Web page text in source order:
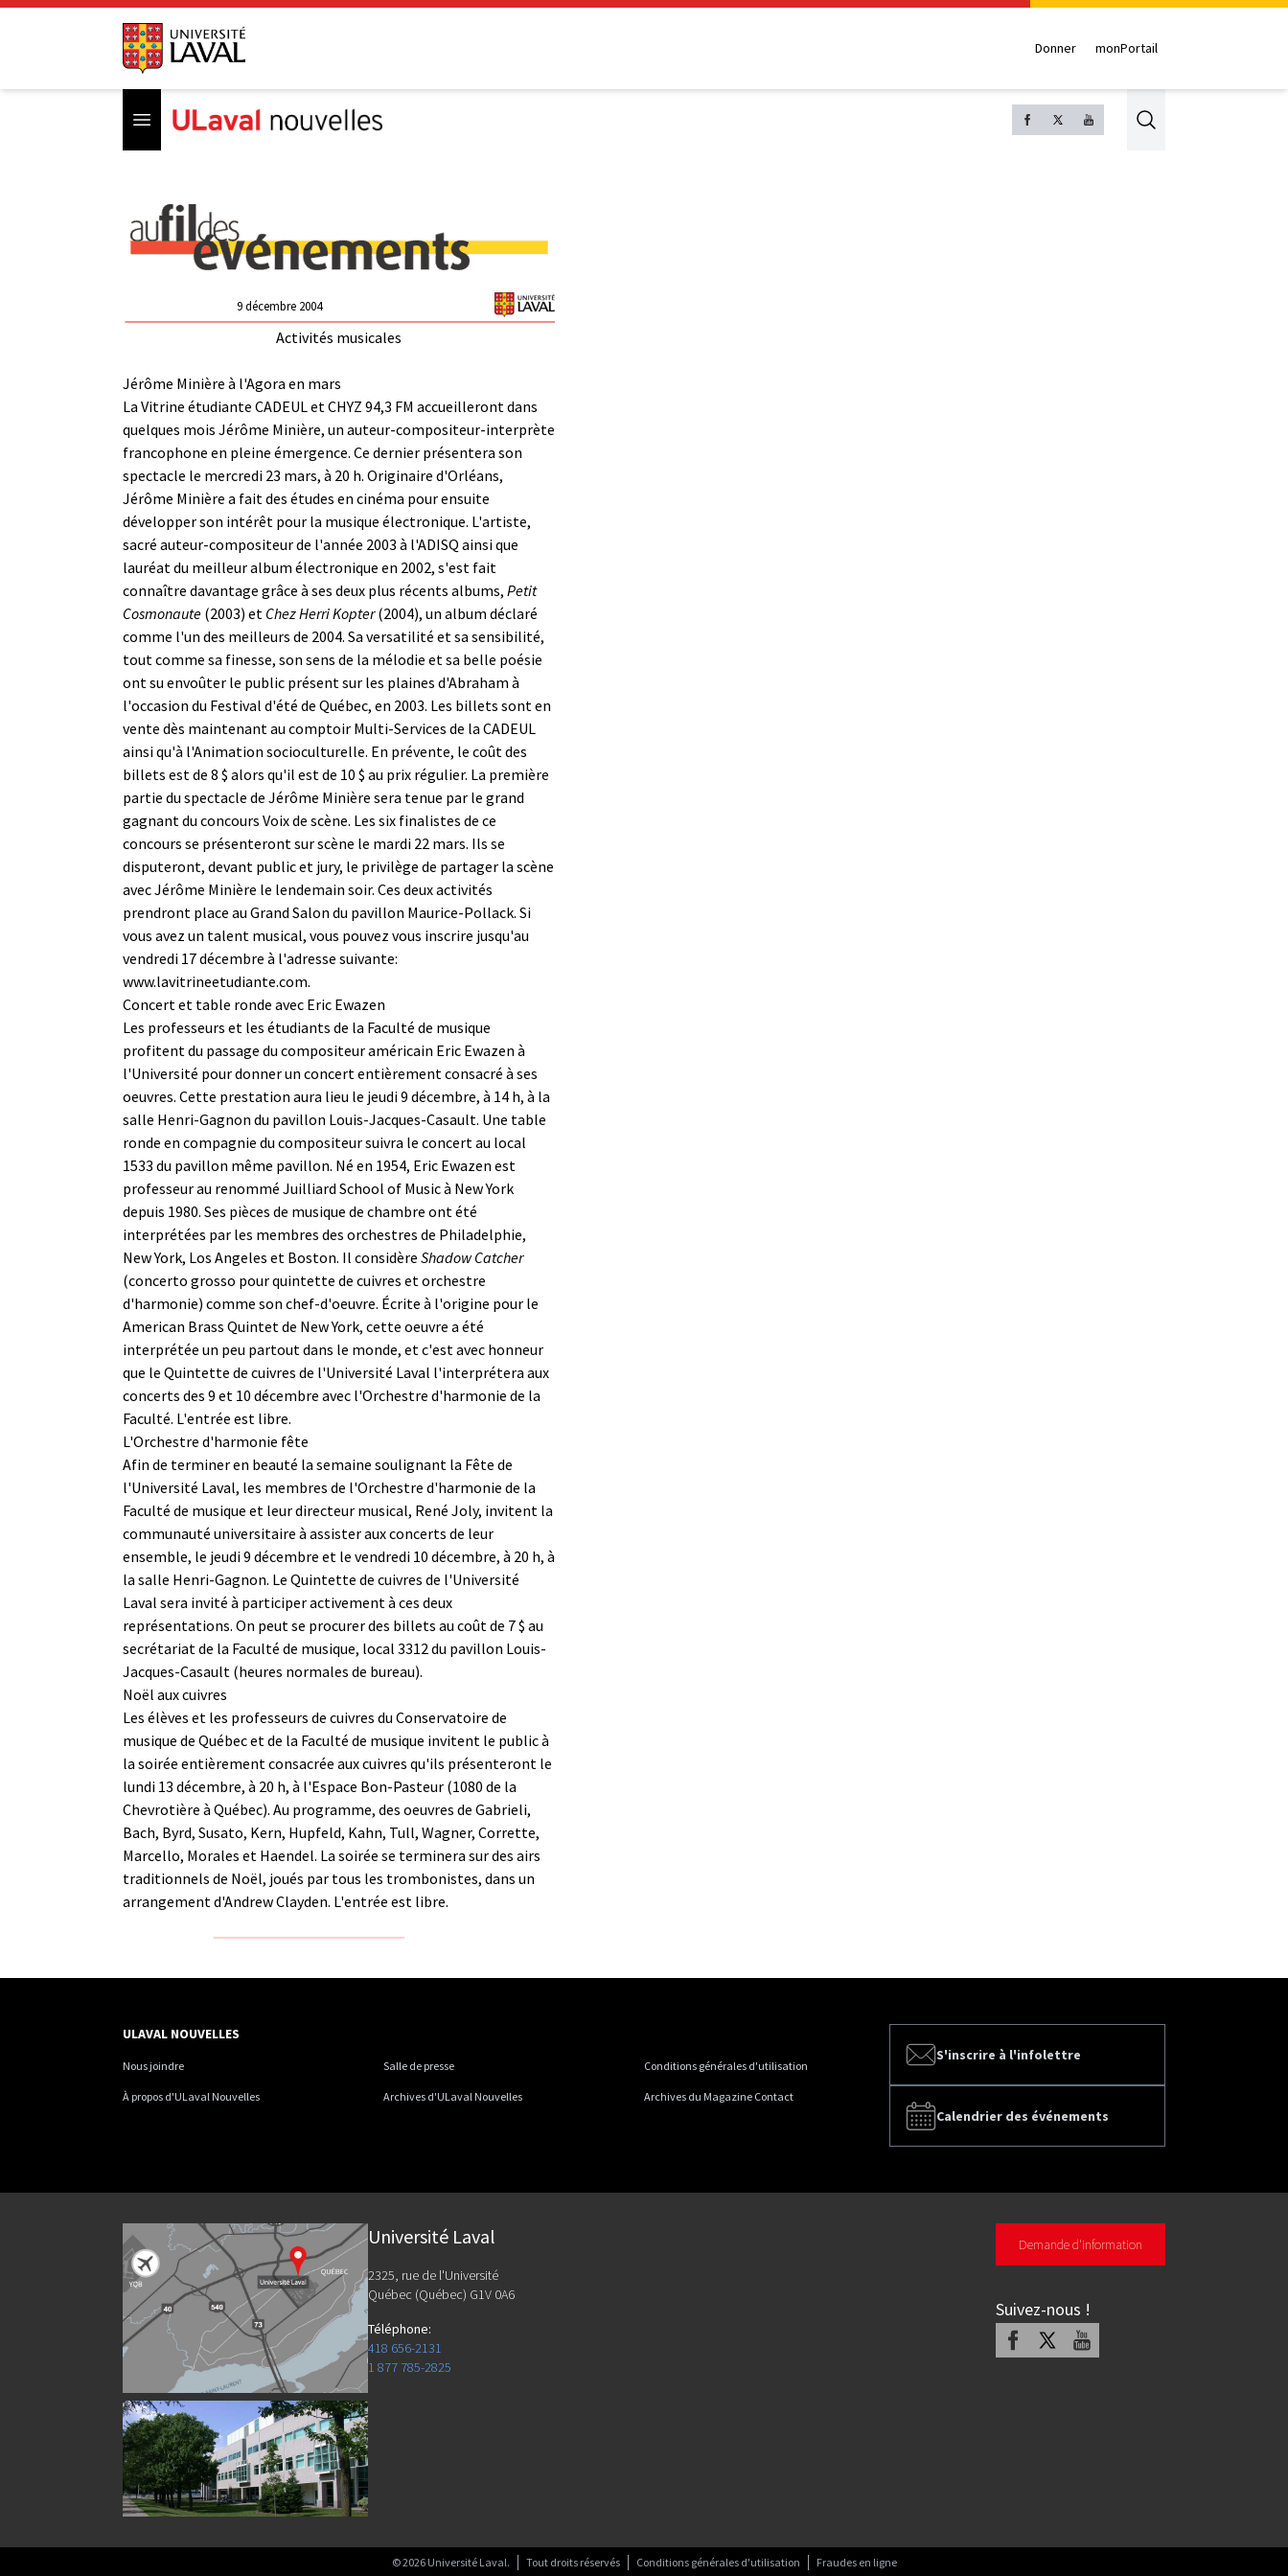
Donner monPortail
Open menu Search
9 décembre 2004
Activités musicales
Jérôme Minière à l'Agora en mars
La Vitrine étudiante CADEUL et CHYZ 94,3 FM accueilleront dans
quelques mois Jérôme Minière, un auteur-compositeur-interprète
francophone en pleine émergence. Ce dernier présentera son
spectacle le mercredi 23 mars, à 20 h. Originaire d'Orléans,
Jérôme Minière a fait des études en cinéma pour ensuite
développer son intérêt pour la musique électronique. L'artiste,
sacré auteur-compositeur de l'année 2003 à l'ADISQ ainsi que
lauréat du meilleur album électronique en 2002, s'est fait
connaître davantage grâce à ses deux plus récents albums, Petit
Cosmonaute (2003) et Chez Herri Kopter(2004), un album déclaré
comme l'un des meilleurs de 2004. Sa versatilité et sa sensibilité,
tout comme sa finesse, son sens de la mélodie et sa belle poésie
ont su envoûter le public présent sur les plaines d'Abraham à
l'occasion du Festival d'été de Québec, en 2003. Les billets sont en
vente dès maintenant au comptoir Multi-Services de la CADEUL
ainsi qu'à l'Animation socioculturelle. En prévente, le coût des
billets est de 8 $ alors qu'il est de 10 $ au prix régulier. La première
partie du spectacle de Jérôme Minière sera tenue par le grand
gagnant du concours Voix de scène. Les six finalistes de ce
concours se présenteront sur scène le mardi 22 mars. Ils se
disputeront, devant public et jury, le privilège de partager la scène
avec Jérôme Minière le lendemain soir. Ces deux activités
prendront place au Grand Salon du pavillon Maurice-Pollack. Si
vous avez un talent musical, vous pouvez vous inscrire jusqu'au
vendredi 17 décembre à l'adresse suivante:
www.lavitrineetudiante.com.
Concert et table ronde avec Eric Ewazen
Les professeurs et les étudiants de la Faculté de musique
profitent du passage du compositeur américain Eric Ewazen à
l'Université pour donner un concert entièrement consacré à ses
oeuvres. Cette prestation aura lieu le jeudi 9 décembre, à 14 h, à la
salle Henri-Gagnon du pavillon Louis-Jacques-Casault. Une table
ronde en compagnie du compositeur suivra le concert au local
1533 du pavillon même pavillon. Né en 1954, Eric Ewazen est
professeur au renommé Juilliard School of Music à New York
depuis 1980. Ses pièces de musique de chambre ont été
interprétées par les membres des orchestres de Philadelphie,
New York, Los Angeles et Boston. Il considère Shadow Catcher
(concerto grosso pour quintette de cuivres et orchestre
d'harmonie) comme son chef-d'oeuvre. Écrite à l'origine pour le
American Brass Quintet de New York, cette oeuvre a été
interprétée un peu partout dans le monde, et c'est avec honneur
que le Quintette de cuivres de l'Université Laval l'interprétera aux
concerts des 9 et 10 décembre avec l'Orchestre d'harmonie de la
Faculté. L'entrée est libre.
L'Orchestre d'harmonie fête
Afin de terminer en beauté la semaine soulignant la Fête de
l'Université Laval, les membres de l'Orchestre d'harmonie de la
Faculté de musique et leur directeur musical, René Joly, invitent la
communauté universitaire à assister aux concerts de leur
ensemble, le jeudi 9 décembre et le vendredi 10 décembre, à 20 h, à
la salle Henri-Gagnon. Le Quintette de cuivres de l'Université
Laval sera invité à participer activement à ces deux
représentations. On peut se procurer des billets au coût de 7 $ au
secrétariat de la Faculté de musique, local 3312 du pavillon Louis-
Jacques-Casault (heures normales de bureau).
Noël aux cuivres
Les élèves et les professeurs de cuivres du Conservatoire de
musique de Québec et de la Faculté de musique invitent le public à
la soirée entièrement consacrée aux cuivres qu'ils présenteront le
lundi 13 décembre, à 20 h, à l'Espace Bon-Pasteur (1080 de la
Chevrotière à Québec). Au programme, des oeuvres de Gabrieli,
Bach, Byrd, Susato, Kern, Hupfeld, Kahn, Tull, Wagner, Corrette,
Marcello, Morales et Haendel. La soirée se terminera sur des airs
traditionnels de Noël, joués par tous les trombonistes, dans un
arrangement d'Andrew Clayden. L'entrée est libre.
S'inscrire à l'infolettre
Calendrier des événements
ULAVAL NOUVELLES
Nous joindre Salle de presse Conditions générales d'utilisation
À propos d'ULaval Nouvelles Archives d'ULaval Nouvelles Archives du Magazine Contact
Université Laval
2325, rue de l'Université
Québec (Québec) G1V 0A6
Téléphone:
418 656-2131
1 877 785-2825
Demande d'information
Suivez-nous !
Facebook Youtube
©2026Université Laval. Tout droits réservés Conditions générales d'utilisation Fraudes en ligne